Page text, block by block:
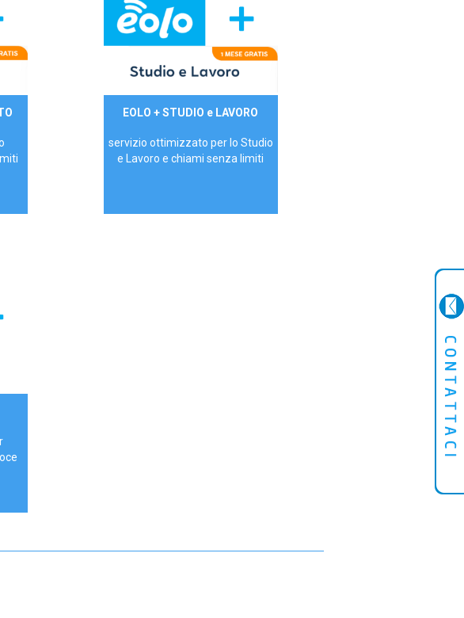
29,90€/mese
EOLO + STUDIO e LAVORO
servizio ottimizzato per lo Studio
e Lavoro e chiami senza limiti